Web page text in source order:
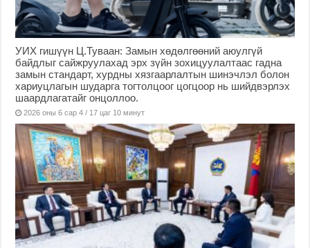
УИХ гишүүн Ц.Туваан: Замын хөдөлгөөний аюулгүй
байдлыг сайжруулахад эрх зүйн зохицуулалтаас гадна
замын стандарт, хурдны хязгаарлалтын шинэчлэл болон
хариуцлагын шударга тогтолцоог цогцоор нь шийдвэрлэх
шаардлагатайг онцоллоо.
2026 оны 6 сар 4 / 17 цаг 10 минут